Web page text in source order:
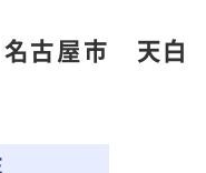
古屋市 天白